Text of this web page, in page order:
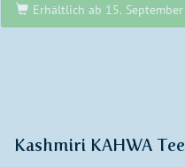
Erhältlich ab 15. September
Kashmiri KAHWA Tee